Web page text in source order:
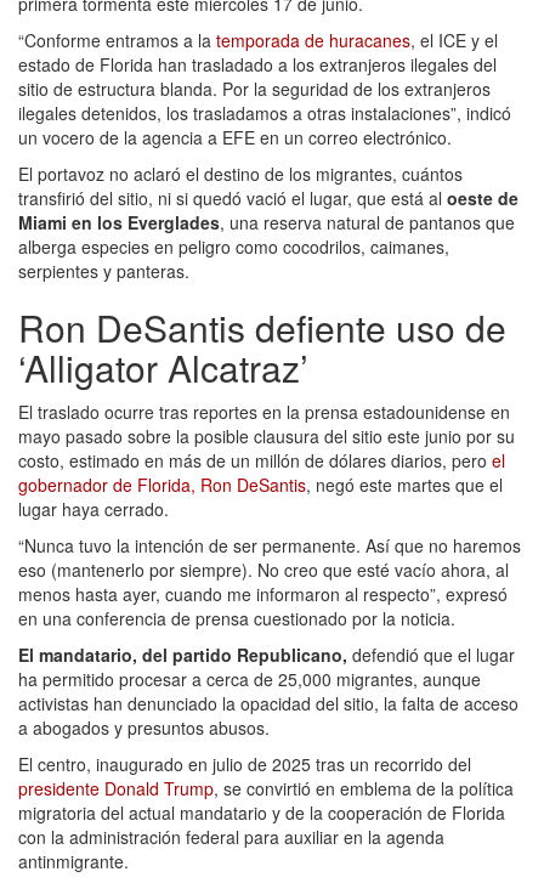
“Conforme entramos a la temporada de huracanes, el ICE y el
estado de Florida han trasladado a los extranjeros ilegales del
sitio de estructura blanda. Por la seguridad de los extranjeros
ilegales detenidos, los trasladamos a otras instalaciones”, indicó
un vocero de la agencia a EFE en un correo electrónico.
El portavoz no aclaró el destino de los migrantes, cuántos
transfirió del sitio, ni si quedó vació el lugar, que está al oeste de
Miami en los Everglades, una reserva natural de pantanos que
alberga especies en peligro como cocodrilos, caimanes,
serpientes y panteras.
Ron DeSantis defiente uso de
‘Alligator Alcatraz’
El traslado ocurre tras reportes en la prensa estadounidense en
mayo pasado sobre la posible clausura del sitio este junio por su
costo, estimado en más de un millón de dólares diarios, pero el
gobernador de Florida, Ron DeSantis, negó este martes que el
lugar haya cerrado.
“Nunca tuvo la intención de ser permanente. Así que no haremos
eso (mantenerlo por siempre). No creo que esté vacío ahora, al
menos hasta ayer, cuando me informaron al respecto”, expresó
en una conferencia de prensa cuestionado por la noticia.
El mandatario, del partido Republicano, defendió que el lugar
ha permitido procesar a cerca de 25,000 migrantes, aunque
activistas han denunciado la opacidad del sitio, la falta de acceso
a abogados y presuntos abusos.
El centro, inaugurado en julio de 2025 tras un recorrido del
presidente Donald Trump, se convirtió en emblema de la política
migratoria del actual mandatario y de la cooperación de Florida
con la administración federal para auxiliar en la agenda
antinmigrante.